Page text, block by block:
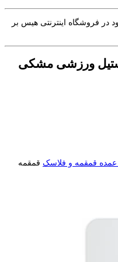
در فروشگاه اینترنتی هیس بر
ورزشی مشکی
عمده قمقمه و فلاسک قمقمه